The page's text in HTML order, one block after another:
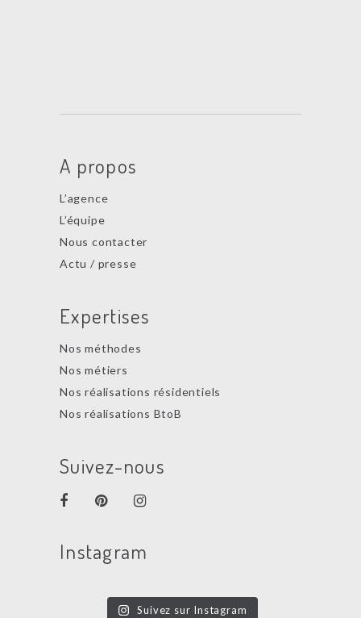
A propos
L’agence
L’équipe
Nous contacter
Actu / presse
Expertises
Nos méthodes
Nos métiers
Nos réalisations résidentiels
Nos réalisations BtoB
Suivez-nous
Instagram
Suivez sur Instagram